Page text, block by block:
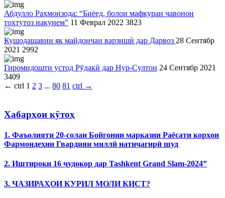
Абдулло Раҳмонзода: “Биёед, болои мафкураи ҷавонон
тохтутоз накунем” 11 Феврал 2022 3823
Кушодашавии як майдончаи варзишӣ дар Дарвоз 28 Сентябр
2021 2992
Гиромидошти устод Рӯдакӣ дар Нур-Султон 24 Сентябр 2021
3409
← ctrl 1 2 3 ... 80 81 ctrl →
Хабарҳои кӯтоҳ
1. Фаъолияти 20-солаи Бойгонии марказии Раёсати корҳои
Фармондеҳии Гвардияи миллӣ натиҷагирӣ шуд
2. Иштироки 16 ҷудокор дар Tashkent Grand Slam-2024”
3. ҶАЗИРАҲОИ КУРИЛ МОЛИ КИСТ?